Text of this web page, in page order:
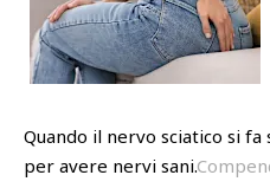
Quando il nervo sciatico si
per avere nervi sani.